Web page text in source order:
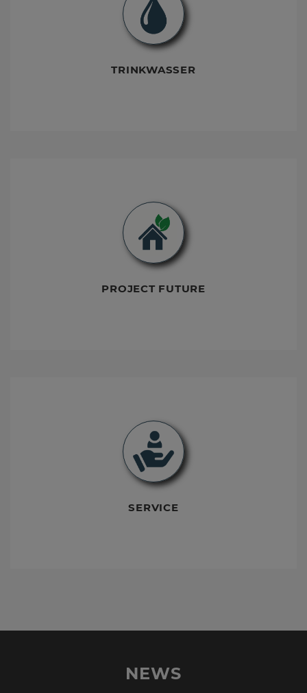
TRINKWASSER
PROJECT FUTURE
SERVICE
NEWS